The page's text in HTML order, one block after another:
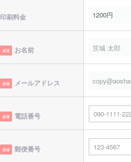
印刷料金
必須 お名前
必須 メールアドレス
必須 電話番号
必須 郵便番号